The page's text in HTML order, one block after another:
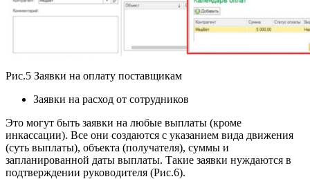
Рис.5 Заявки на оплату поставщикам
Заявки на расход от сотрудников
Это могут быть заявки на любые выплаты (кроме
инкассации). Все они создаются с указанием вида движения
(суть выплаты), объекта (получателя), суммы и
запланированной даты выплаты. Такие заявки нуждаются в
подтверждении руководителя (Рис.6).